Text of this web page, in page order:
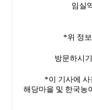
임실
*위 정
방문하시
*이 기사에 사
해당마을 및 한국농